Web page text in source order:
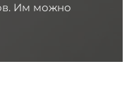
Им можно